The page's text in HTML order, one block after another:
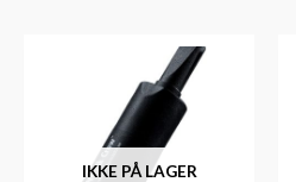
IKKE PÅ LAGER